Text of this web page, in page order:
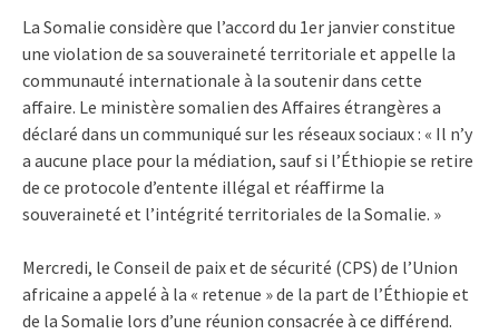
La Somalie considère que l’accord du 1er janvier constitue
une violation de sa souveraineté territoriale et appelle la
communauté internationale à la soutenir dans cette
affaire. Le ministère somalien des Affaires étrangères a
déclaré dans un communiqué sur les réseaux sociaux : « Il n’y
a aucune place pour la médiation, sauf si l’Éthiopie se retire
de ce protocole d’entente illégal et réaffirme la
souveraineté et l’intégrité territoriales de la Somalie. »
Mercredi, le Conseil de paix et de sécurité (CPS) de l’Union
africaine a appelé à la « retenue » de la part de l’Éthiopie et
de la Somalie lors d’une réunion consacrée à ce différend.